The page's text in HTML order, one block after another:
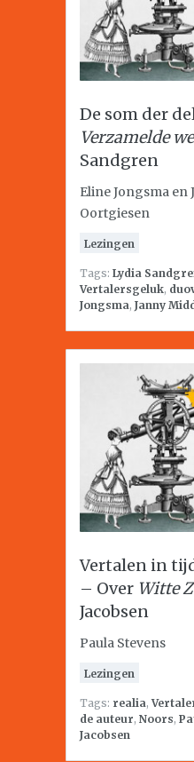
De som der
Verzamelde
Sandgren
Eline Jongsma en
Oortgiesen
Lezingen
Tags: Lydia
Vertalersgeluk,
Jongsma, Janny
Vertalen in
– Over Witte
Jacobsen
Paula Stevens
Lezingen
Tags: realia,
de auteur, Noors,
Jacobsen